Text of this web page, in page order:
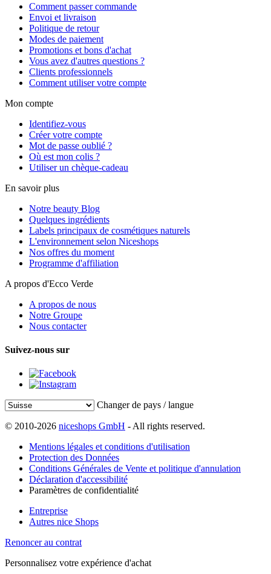
Comment passer commande
Envoi et livraison
Politique de retour
Modes de paiement
Promotions et bons d'achat
Vous avez d'autres questions ?
Clients professionnels
Comment utiliser votre compte
Mon compte
Identifiez-vous
Créer votre compte
Mot de passe oublié ?
Où est mon colis ?
Utiliser un chèque-cadeau
En savoir plus
Notre beauty Blog
Quelques ingrédients
Labels principaux de cosmétiques naturels
L'environnement selon Niceshops
Nos offres du moment
Programme d'affiliation
A propos d'Ecco Verde
A propos de nous
Notre Groupe
Nous contacter
Suivez-nous sur
Changer de pays / langue
© 2010-2026 niceshops GmbH - All rights reserved.
Mentions légales et conditions d'utilisation
Protection des Données
Conditions Générales de Vente et politique d'annulation
Déclaration d'accessibilité
Paramètres de confidentialité
Entreprise
Autres nice Shops
Renoncer au contrat
Personnalisez votre expérience d'achat